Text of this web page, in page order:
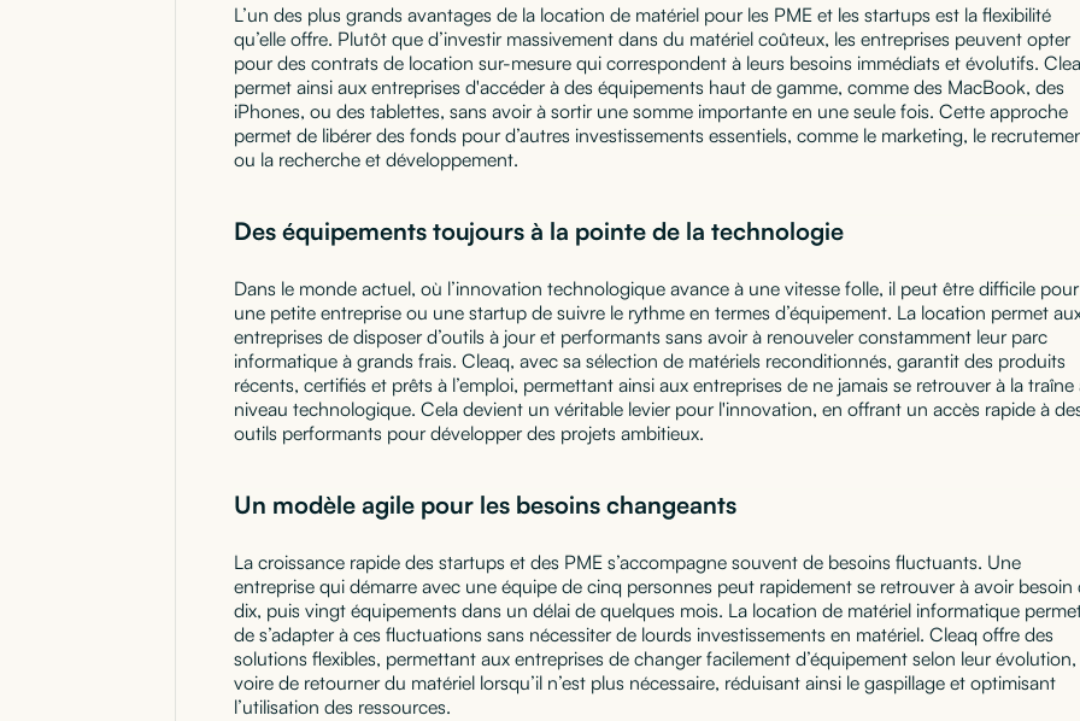
L’un des plus grands avantages de la location de matériel pour les PME et les startups est la flexibilité
qu’elle offre. Plutôt que d’investir massivement dans du matériel coûteux, les entreprises peuvent opter
pour des contrats de location sur-mesure qui correspondent à leurs besoins immédiats et évolutifs.
permet ainsi aux entreprises d'accéder à des équipements haut de gamme, comme des MacBook, des
iPhones, ou des tablettes, sans avoir à sortir une somme importante en une seule fois. Cette approche
permet de libérer des fonds pour d’autres investissements essentiels, comme le marketing, le
ou la recherche et développement.
Des équipements toujours à la pointe de la technologie
Dans le monde actuel, où l’innovation technologique avance à une vitesse folle, il peut être difficile pour
une petite entreprise ou une startup de suivre le rythme en termes d’équipement. La location permet
entreprises de disposer d’outils à jour et performants sans avoir à renouveler constamment leur parc
informatique à grands frais. Cleaq, avec sa sélection de matériels reconditionnés, garantit des produits
récents, certifiés et prêts à l’emploi, permettant ainsi aux entreprises de ne jamais se retrouver à la traîne
niveau technologique. Cela devient un véritable levier pour l'innovation, en offrant un accès rapide à
outils performants pour développer des projets ambitieux.
Un modèle agile pour les besoins changeants
La croissance rapide des startups et des PME s’accompagne souvent de besoins fluctuants. Une
entreprise qui démarre avec une équipe de cinq personnes peut rapidement se retrouver à avoir besoin
dix, puis vingt équipements dans un délai de quelques mois. La location de matériel informatique
de s’adapter à ces fluctuations sans nécessiter de lourds investissements en matériel. Cleaq offre des
solutions flexibles, permettant aux entreprises de changer facilement d’équipement selon leur évolution,
voire de retourner du matériel lorsqu’il n’est plus nécessaire, réduisant ainsi le gaspillage et optimisant
l’utilisation des ressources.